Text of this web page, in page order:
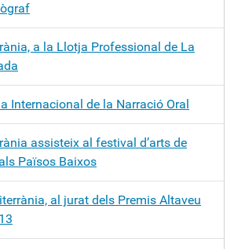
a la Llotja Professional de La
Internacional de la Narració Oral
assisteix al festival d’arts de
Països Baixos
al jurat dels Premis Altaveu